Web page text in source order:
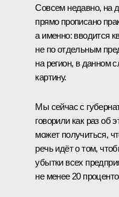
Совсем недавно, на
прямо прописано
а именно: вводится
не по отдельным
на регион, в данном
картину.
Мы сейчас с
говорили как раз об
может получиться,
речь идёт о том,
убытки всех
не менее 20